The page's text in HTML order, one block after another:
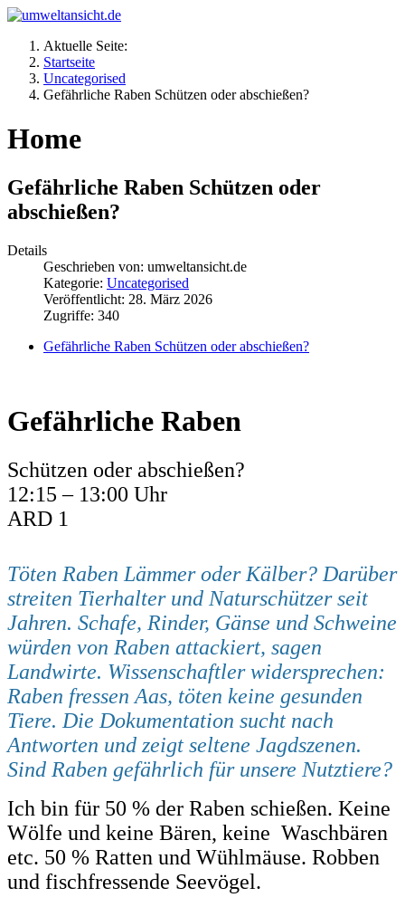
Aktuelle Seite:
Startseite
Uncategorised
Gefährliche Raben Schützen oder abschießen?
Home
Gefährliche Raben Schützen oder
abschießen?
Details
Geschrieben von: umweltansicht.de
Kategorie: Uncategorised
Veröffentlicht: 28. März 2026
Zugriffe: 340
Gefährliche Raben Schützen oder abschießen?
Gefährliche Raben
Schützen oder abschießen?
12:15 – 13:00 Uhr
ARD 1
Töten Raben Lämmer oder Kälber? Darüber
streiten Tierhalter und Naturschützer seit
Jahren. Schafe, Rinder, Gänse und Schweine
würden von Raben attackiert, sagen
Landwirte. Wissenschaftler widersprechen:
Raben fressen Aas, töten keine gesunden
Tiere. Die Dokumentation sucht nach
Antworten und zeigt seltene Jagdszenen.
Sind Raben gefährlich für unsere Nutztiere?
Ich bin für 50 % der Raben schießen. Keine
Wölfe und keine Bären, keine Waschbären
etc. 50 % Ratten und Wühlmäuse. Robben
und fischfressende Seevögel.